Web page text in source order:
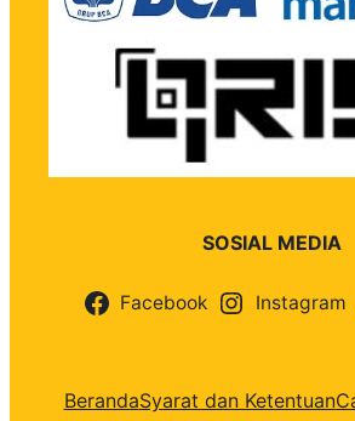
SOSIAL MEDIA
Facebook Instagram
BerandaSyarat dan Ketentuan